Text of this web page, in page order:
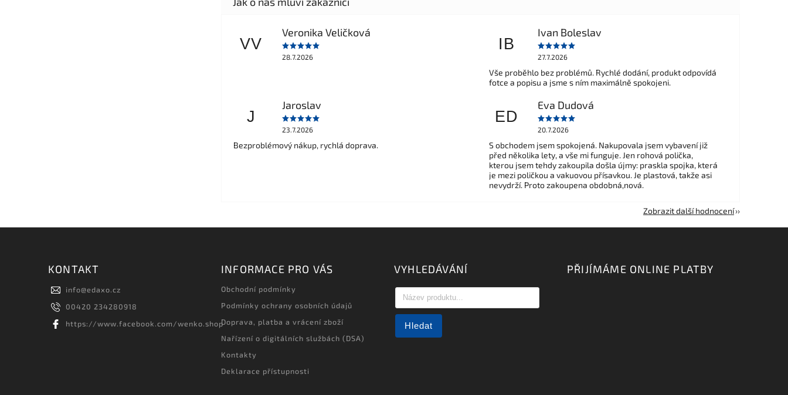
VV
Veronika Veličková
28.7.2026
IB
Ivan Boleslav
27.7.2026
Vše proběhlo bez problémů. Rychlé dodání, produkt odpovídá
fotce a popisu a jsme s ním maximálně spokojeni.
J
Jaroslav
23.7.2026
Bezproblémový nákup, rychlá doprava.
ED
Eva Dudová
20.7.2026
S obchodem jsem spokojená. Nakupovala jsem vybavení již
před několika lety, a vše mi funguje. Jen rohová polička,
kterou jsem tehdy zakoupila došla újmy: praskla spojka, která
je mezi poličkou a vakuovou přísavkou. Je plastová, takže asi
nevydrží. Proto zakoupena obdobná,nová.
Zobrazit další hodnocení
KONTAKT
info@edaxo.cz
00420 234280918
https://www.facebook.com/wenko.shop
INFORMACE PRO VÁS
Obchodní podmínky
Podmínky ochrany osobních údajů
Doprava, platba a vrácení zboží
Nařízení o digitálních službách (DSA)
Kontakty
Deklarace přístupnosti
VYHLEDÁVÁNÍ
Hledat
PŘIJÍMÁME ONLINE PLATBY